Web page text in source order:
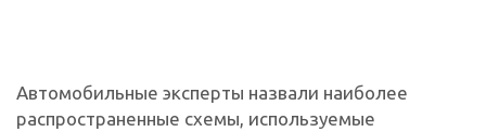
Автомобильные эксперты назвали наиболее
распространенные схемы, используемые